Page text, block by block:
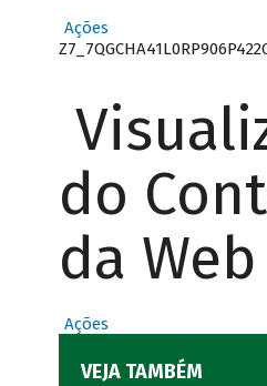
Ações
do
da Web
Ações
VEJA TAMBÉM